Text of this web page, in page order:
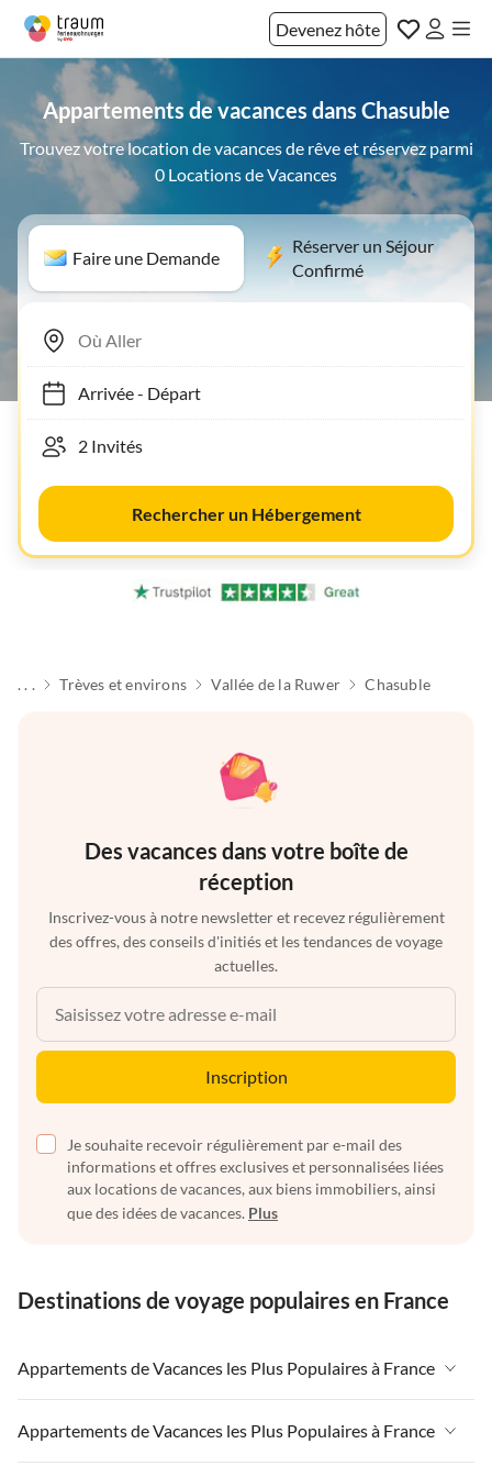
Devenez hôte
Appartements de vacances dans Chasuble
Trouvez votre location de vacances de rêve et réservez parmi
0 Locations de Vacances
Faire une Demande
Réserver un Séjour
Confirmé
Arrivée- Départ
Rechercher un Hébergement
. . . Trèves et environs Vallée de la Ruwer Chasuble
Des vacances dans votre boîte de
réception
Inscrivez-vous à notre newsletter et recevez régulièrement
des offres, des conseils d'initiés et les tendances de voyage
actuelles.
Inscription
Je souhaite recevoir régulièrement par e-mail des
informations et offres exclusives et personnalisées liées
aux locations de vacances, aux biens immobiliers, ainsi
que des idées de vacances. Plus
Destinations de voyage populaires en France
Appartements de Vacances les Plus Populaires à France
Appartements de Vacances à France
Appartements de Vacances à Paris-Ile de France
Appartements de Vacances les Plus Populaires à France